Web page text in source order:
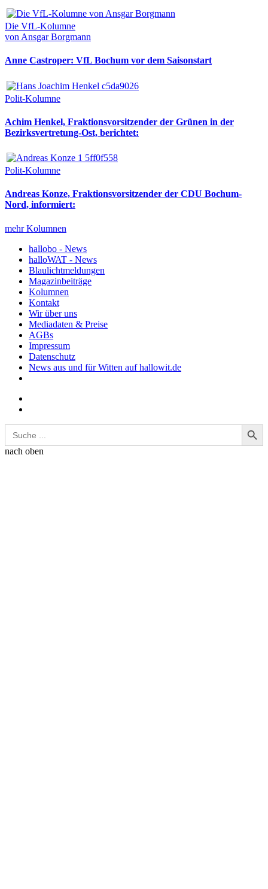
Die VfL-Kolumne
von Ansgar Borgmann
Anne Castroper: VfL Bochum vor dem Saisonstart
Polit-Kolumne
Achim Henkel, Fraktionsvorsitzender der Grünen in der
Bezirksvertretung-Ost, berichtet:
Polit-Kolumne
Andreas Konze, Fraktionsvorsitzender der CDU Bochum-
Nord, informiert:
mehr Kolumnen
hallobo - News
halloWAT - News
Blaulichtmeldungen
Magazinbeiträge
Kolumnen
Kontakt
Wir über uns
Mediadaten & Preise
AGBs
Impressum
Datenschutz
News aus und für Witten auf hallowit.de
Search
for:
Search Button
nach oben